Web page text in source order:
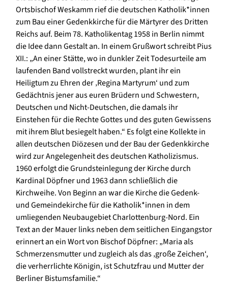
Ortsbischof Weskamm rief die deutschen Katholik*innen
zum Bau einer Gedenkkirche für die Märtyrer des Dritten
Reichs auf. Beim 78. Katholikentag 1958 in Berlin nimmt
die Idee dann Gestalt an. In einem Grußwort schreibt Pius
XII.: „An einer Stätte, wo in dunkler Zeit Todesurteile am
laufenden Band vollstreckt wurden, plant ihr ein
Heiligtum zu Ehren der ‚Regina Martyrum‘ und zum
Gedächtnis jener aus euren Brüdern und Schwestern,
Deutschen und Nicht-Deutschen, die damals ihr
Einstehen für die Rechte Gottes und des guten Gewissens
mit ihrem Blut besiegelt haben.“ Es folgt eine Kollekte in
allen deutschen Diözesen und der Bau der Gedenkkirche
wird zur Angelegenheit des deutschen Katholizismus.
1960 erfolgt die Grundsteinlegung der Kirche durch
Kardinal Döpfner und 1963 dann schließlich die
Kirchweihe. Von Beginn an war die Kirche die Gedenk-
und Gemeindekirche für die Katholik*innen in dem
umliegenden Neubaugebiet Charlottenburg-Nord. Ein
Text an der Mauer links neben dem seitlichen Eingangstor
erinnert an ein Wort von Bischof Döpfner: „Maria als
Schmerzensmutter und zugleich als das ‚große Zeichen‘,
die verherrlichte Königin, ist Schutzfrau und Mutter der
Berliner Bistumsfamilie.“